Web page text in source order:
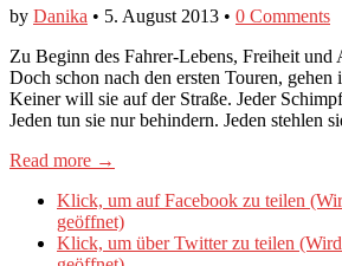
by Danika • 5. August 2013 • 0 Comments
Zu Beginn des Fahrer-Lebens, Freiheit und
Doch schon nach den ersten Touren, gehen
Keiner will sie auf der Straße. Jeder
Jeden tun sie nur behindern. Jeden stehlen
Read more →
Klick, um auf Facebook zu teilen
geöffnet)
Klick, um über Twitter zu teilen